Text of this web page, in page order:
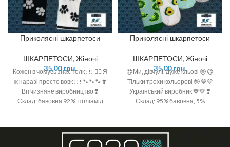
Приколясні шкарпетоси
ШКАРПЕТОСИ, Жіночі
35,00грн.
Кожен в чомусь знає толк !!! ☝🏻 Я
ж наразі просто вовк !!! 🐾🐾🐾 ❣️
Вітчизняне виробництво ❣️
Склад: бавовна 92%, поліамід
Приколясні шкарпетоси
ШКАРПЕТОСИ, Жіночі
35,00грн.
😍Ми, дівчулі, дуже кльові 🤩 😉
Тільки трохи кольорові 🤪 💙💛
Український виробник 💙💛 ❣️
Склад: 95% бавовна, 5%